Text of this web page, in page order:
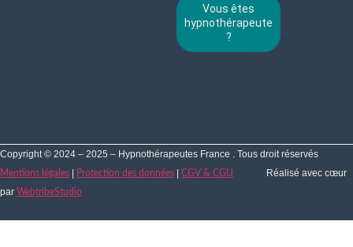
Vous êtes
hypnothérapeute
?
Copyright © 2024 – 2025 – Hypnothérapeutes France . Tous droit réservés
Mentions légales | Protection des données | CGV & CGU
Réalisé avec cœur
par WebtribeStudio